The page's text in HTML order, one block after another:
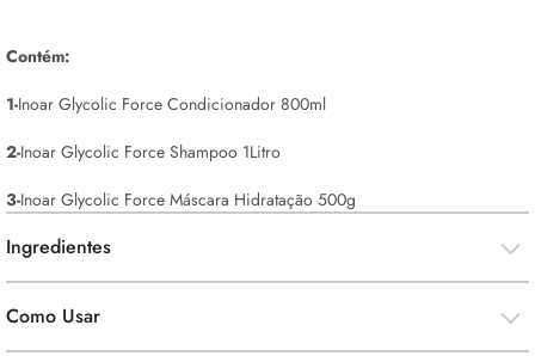
Contém:
1-Inoar Glycolic Force Condicionador 800ml
2-Inoar Glycolic Force Shampoo 1Litro
3-Inoar Glycolic Force Máscara Hidratação 500g
Ingredientes
Como Usar